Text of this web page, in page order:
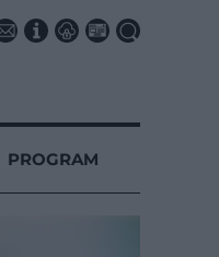
PROGRAM